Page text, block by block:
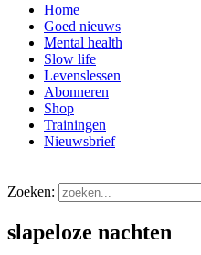
Home
Goed nieuws
Mental health
Slow life
Levenslessen
Abonneren
Shop
Trainingen
Nieuwsbrief
Zoeken:
slapeloze nachten